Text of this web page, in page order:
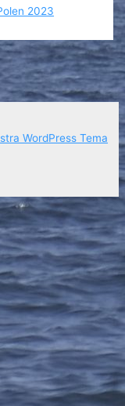
2023
WordPress Tema